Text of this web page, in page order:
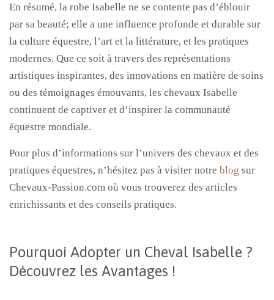
En résumé, la robe Isabelle ne se contente pas d’éblouir
par sa beauté; elle a une influence profonde et durable sur
la culture équestre, l’art et la littérature, et les pratiques
modernes. Que ce soit à travers des représentations
artistiques inspirantes, des innovations en matière de soins
ou des témoignages émouvants, les chevaux Isabelle
continuent de captiver et d’inspirer la communauté
équestre mondiale.
Pour plus d’informations sur l’univers des chevaux et des
pratiques équestres, n’hésitez pas à visiter notre blog sur
Chevaux-Passion.com où vous trouverez des articles
enrichissants et des conseils pratiques.
Pourquoi Adopter un Cheval Isabelle ?
Découvrez les Avantages !